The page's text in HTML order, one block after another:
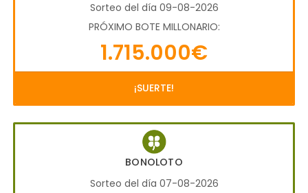
Sorteo del día 09-08-2026
PRÓXIMO BOTE MILLONARIO:
1.715.000€
¡SUERTE!
BONOLOTO
Sorteo del día 07-08-2026